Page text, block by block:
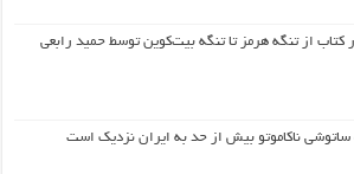
کتاب از تنگه هرمز تا تنگه بیت‌کوین توسط حمید رابعی
ساتوشی ناکاموتو بیش از حد به ایران نزدیک است